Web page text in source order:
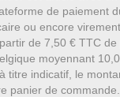
de paiement
ou encore
de 7,50 € TTC
moyennant
titre indicatif, le
panier de commande.